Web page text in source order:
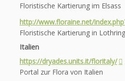
Floristische Kartierung im Elsass
http://www.floraine.net/
Floristische Kartierung in
Italien
https://dryades.units.it/floritaly/
Portal zur Flora von Italien